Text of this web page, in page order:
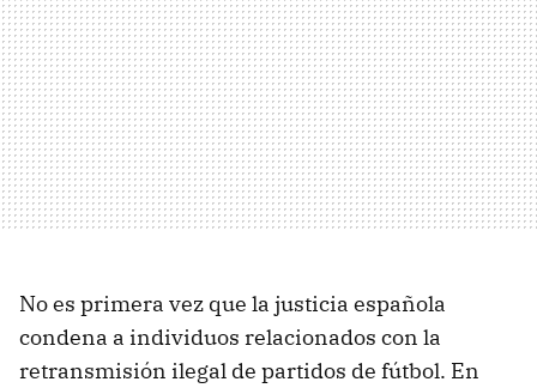
No es primera vez que la justicia española
condena a individuos relacionados con la
retransmisión ilegal de partidos de fútbol. En